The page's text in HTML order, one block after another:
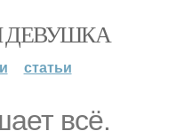
ДЕВУШКА
статьи
всё.